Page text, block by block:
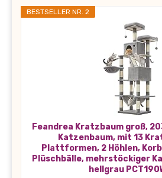
BESTSELLER NR. 2
Feandrea Kratzbaum groß,
Katzenbaum, mit 13
Plattformen, 2 Höhlen,
Plüschbälle, mehrstöckiger
hellgrau